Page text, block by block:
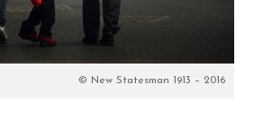
© New Statesman 1913 – 2016